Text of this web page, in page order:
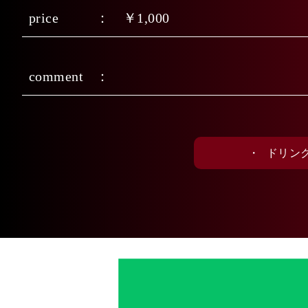
price ￥1,000
comment
・ ドリン